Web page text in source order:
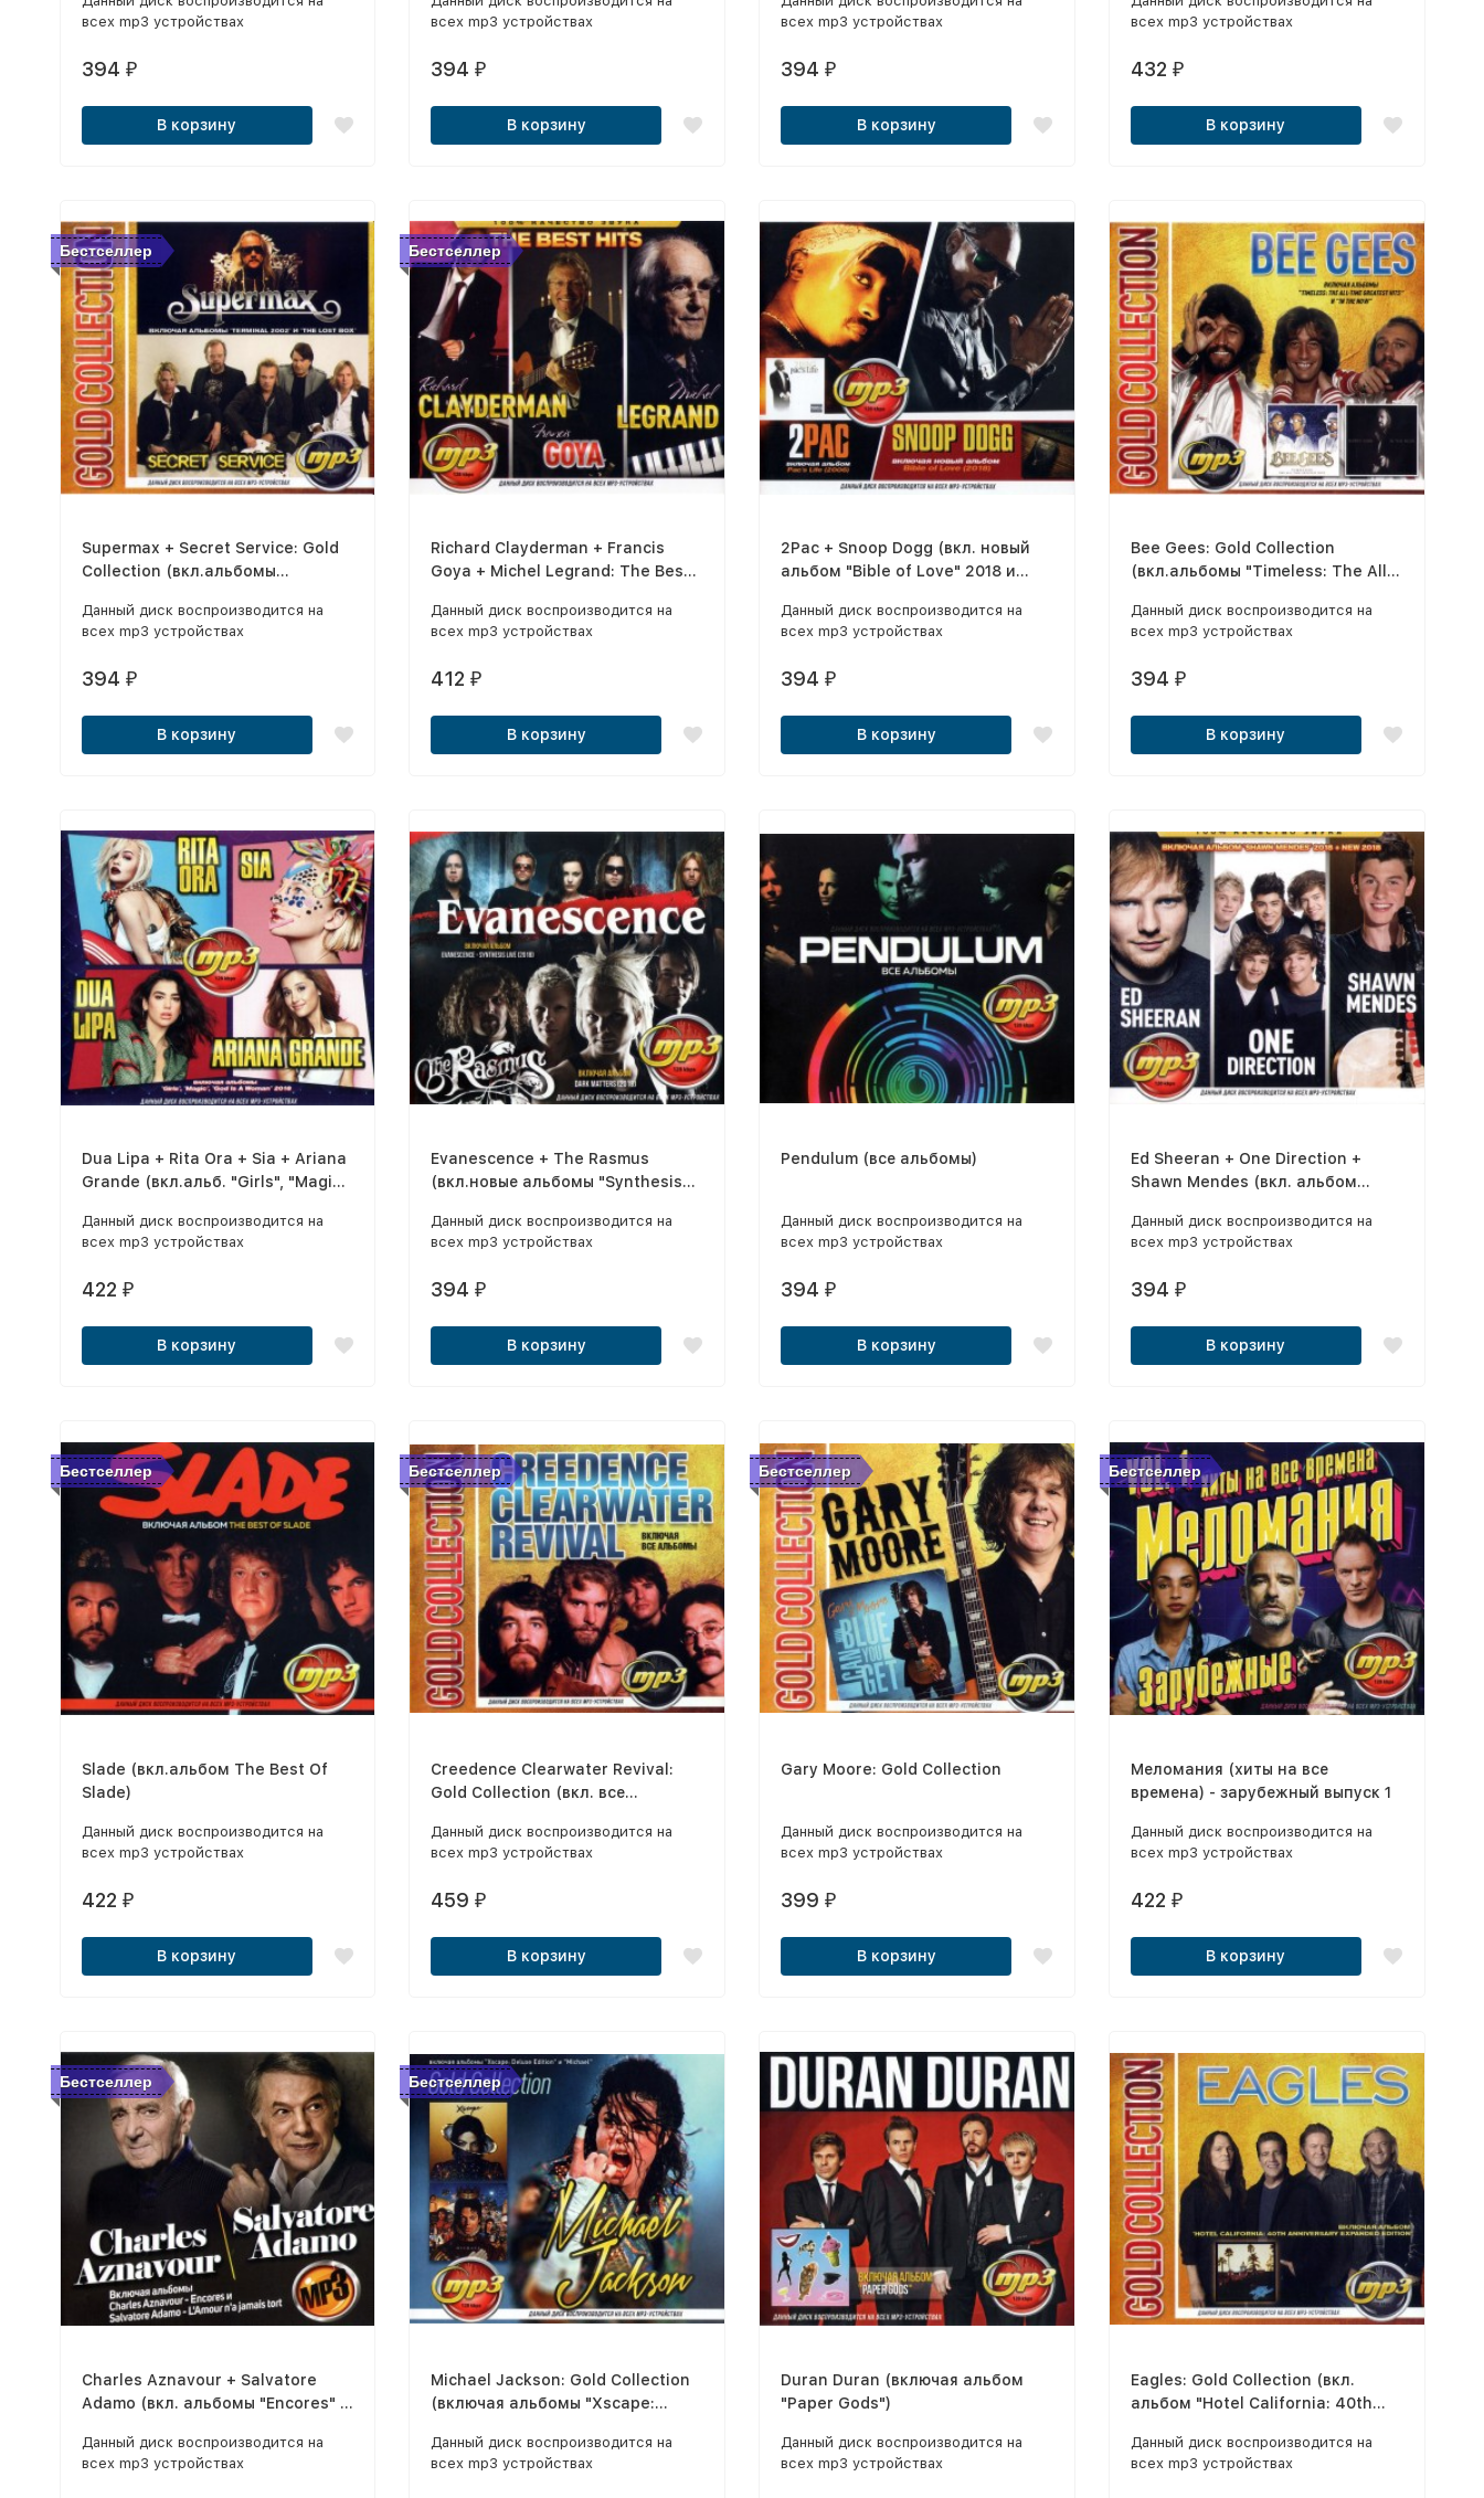
всех mp3 устройствах
394 ₽
В корзину
всех mp3 устройствах
394₽
В корзину
всех mp3 устройствах
394 ₽
В корзину
всех mp3 устройствах
432 ₽
В корзину
Бестселлер
Supermax + Secret Service: Gold
Collection (вкл.альбомы
Данный диск воспроизводится на
всех mp3 устройствах
394 ₽
В корзину
Бестселлер
Richard Clayderman + Francis
Goya + Michel Legrand: The Best
Данный диск воспроизводится на
всех mp3 устройствах
412₽
В корзину
2Pac + Snoop Dogg (вкл. новый
альбом "Bible of Love" 2018 и
Данный диск воспроизводится на
всех mp3 устройствах
394 ₽
В корзину
Bee Gees: Gold Collection
(вкл.альбомы "Timeless: The All-
Now")
Данный диск воспроизводится на
всех mp3 устройствах
394 ₽
В корзину
Dua Lipa + Rita Ora + Sia + Ariana
Grande (вкл.альб. "Girls", "Magic",
Данный диск воспроизводится на
всех mp3 устройствах
422 ₽
В корзину
Evanescence + The Rasmus
(вкл.новые альбомы "Synthesis
Данный диск воспроизводится на
всех mp3 устройствах
394₽
В корзину
Pendulum (все альбомы)
Данный диск воспроизводится на
всех mp3 устройствах
394 ₽
В корзину
Ed Sheeran + One Direction +
Shawn Mendes (вкл. альбом
Данный диск воспроизводится на
всех mp3 устройствах
394 ₽
В корзину
Бестселлер
Slade (вкл.альбом The Best Of
Slade)
Данный диск воспроизводится на
всех mp3 устройствах
422 ₽
В корзину
Бестселлер
Creedence Clearwater Revival:
Gold Collection (вкл. все
Данный диск воспроизводится на
всех mp3 устройствах
459₽
В корзину
Бестселлер
Gary Moore: Gold Collection
Данный диск воспроизводится на
всех mp3 устройствах
399 ₽
В корзину
Бестселлер
Меломания (хиты на все
времена) - зарубежный выпуск 1
Данный диск воспроизводится на
всех mp3 устройствах
422 ₽
В корзину
Бестселлер
Charles Aznavour + Salvatore
Adamo (вкл. альбомы "Encores" и
Данный диск воспроизводится на
всех mp3 устройствах
Бестселлер
Michael Jackson: Gold Collection
(включая альбомы "Xscape:
Данный диск воспроизводится на
всех mp3 устройствах
Duran Duran (включая альбом
"Paper Gods")
Данный диск воспроизводится на
всех mp3 устройствах
Eagles: Gold Collection (вкл.
альбом "Hotel California: 40th
Данный диск воспроизводится на
всех mp3 устройствах